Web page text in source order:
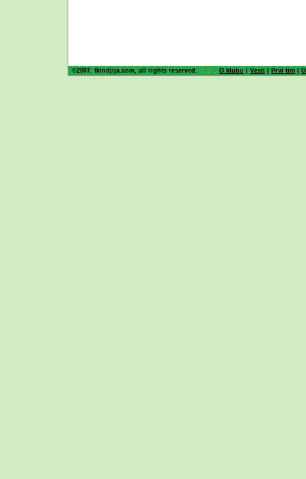
©2007. fkindjija.com, all rights reserved. O klubu |Vesti | Prvi tim |